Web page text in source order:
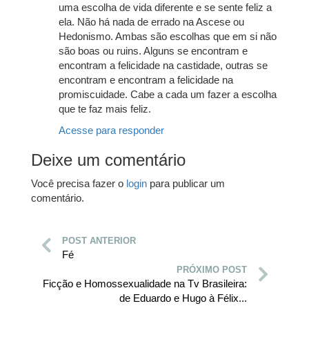
uma escolha de vida diferente e se sente feliz a
ela. Não há nada de errado na Ascese ou
Hedonismo. Ambas são escolhas que em si não
são boas ou ruins. Alguns se encontram e
encontram a felicidade na castidade, outras se
encontram e encontram a felicidade na
promiscuidade. Cabe a cada um fazer a escolha
que te faz mais feliz.
Acesse para responder
Deixe um comentário
Você precisa fazer o login para publicar um
comentário.
POST ANTERIOR
Fé
PRÓXIMO POST
Ficção e Homossexualidade na Tv Brasileira:
de Eduardo e Hugo à Félix...